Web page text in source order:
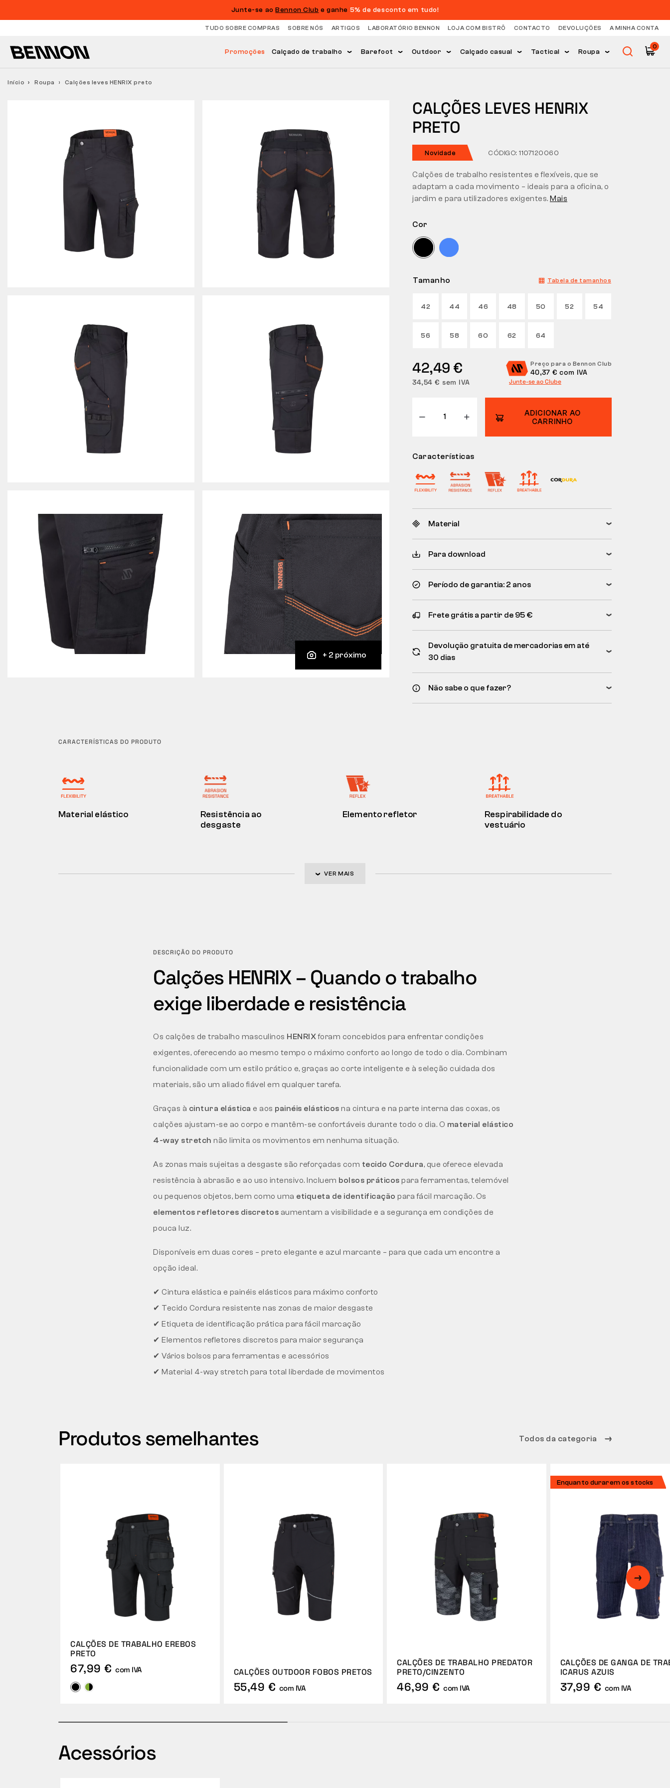
Junte-se aoBennon Club e ganhe 5% de desconto em tudo!
TUDO SOBRE COMPRAS SOBRE NÓS ARTIGOS LABORATÓRIO BENNON LOJA COM BISTRÔ CONTACTO DEVOLUÇÕES A MINHA CONTA
Promoções Calçado de trabalho Barefoot Outdoor Calçado casual Tactical Roupa
0
Início Roupa Calções leves HENRIX preto
+ 2 próximo
CALÇÕES LEVES HENRIX
PRETO
Novidade CÓDIGO: 1107120060
Cor
Tamanho Tabela de tamanhos
42 44 46 48 50 52 54
56 58 60 62 64
42,49 €
34,54 € sem IVA
Preço para o Bennon Club
40,37 € com IVA
Junte-se ao Clube
ADICIONAR AO
CARRINHO
Características
Calções de trabalho resistentes e flexíveis, que se
adaptam a cada movimento – ideais para a oficina, o
jardim e para utilizadores exigentes. Mais
Material
Para download
Período de garantia: 2 anos
Frete grátis a partir de 95 €
Devolução gratuita de mercadorias em até
30 dias
Não sabe o que fazer?
CARACTERÍSTICAS DO PRODUTO
Material elástico
Resistência ao
desgaste
Elemento refletor
Respirabilidade do
vestuário
VER MAIS
DESCRIÇÃO DO PRODUTO
Calções HENRIX – Quando o trabalho
exige liberdade e resistência
Os calções de trabalho masculinos HENRIXforam concebidos para enfrentar condições
exigentes, oferecendo ao mesmo tempo o máximo conforto ao longo de todo o dia. Combinam
funcionalidade com um estilo prático e, graças ao corte inteligente e à seleção cuidada dos
materiais, são um aliado fiável em qualquer tarefa.
Graças à cintura elástica e aos painéis elásticos na cintura e na parte interna das coxas, os
calções ajustam-se ao corpo e mantêm-se confortáveis durante todo o dia. O material elástico
4-way stretch não limita os movimentos em nenhuma situação.
As zonas mais sujeitas a desgaste são reforçadas com tecido Cordura, que oferece elevada
resistência à abrasão e ao uso intensivo. Incluem bolsos práticos para ferramentas, telemóvel
ou pequenos objetos, bem como uma etiqueta de identificação para fácil marcação. Os
elementos refletores discretos aumentam a visibilidade e a segurança em condições de
pouca luz.
Disponíveis em duas cores – preto elegante e azul marcante – para que cada um encontre a
opção ideal.
✔ Cintura elástica e painéis elásticos para máximo conforto
✔ Tecido Cordura resistente nas zonas de maior desgaste
✔ Etiqueta de identificação prática para fácil marcação
✔ Elementos refletores discretos para maior segurança
✔ Vários bolsos para ferramentas e acessórios
✔ Material 4-way stretch para total liberdade de movimentos
Produtos semelhantes Todos da categoria
CALÇÕES DE TRABALHO EREBOS
PRETO
67,99 € com IVA CALÇÕES OUTDOOR FOBOS PRETOS
55,49 € com IVA
CALÇÕES DE TRABALHO PREDATOR
PRETO/CINZENTO
46,99 € com IVA
Enquanto durarem os stocks
CALÇÕES DE GANGA DE
ICARUS AZUIS
37,99 € com IVA
Acessórios